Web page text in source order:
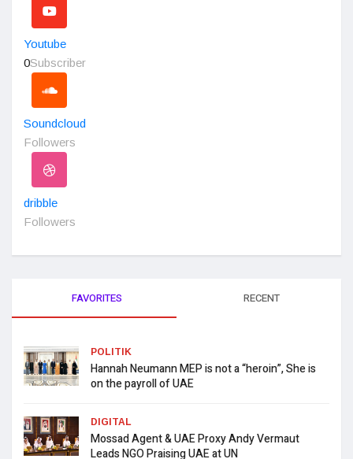
Youtube
0Subscriber
Soundcloud
Followers
dribble
Followers
FAVORITES RECENT
POLITIK
Hannah Neumann MEP is not a “heroin”, She is
on the payroll of UAE
DIGITAL
Mossad Agent & UAE Proxy Andy Vermaut
Leads NGO Praising UAE at UN